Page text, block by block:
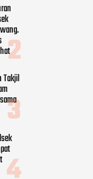
Takjil